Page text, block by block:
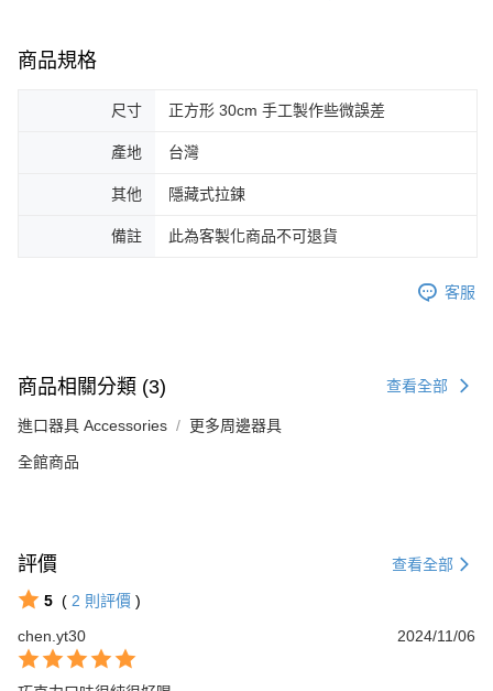
任。
４．使用「AFTEE先享後付」時，將依據個別帳號之用戶狀況，依本公司即
請求用戶進行身份認證。
恩沛科技股份有限公司將有權停止該用戶之使用額度並採取法律行動。
海外運費九折優惠
商品規格
尺寸 正方形 30cm 手工製作些微誤差
產地 台灣
其他 隱藏式拉鍊
備註 此為客製化商品不可退貨
客服
商品相關分類 (3) 查看全部
進口器具 Accessories 更多周邊器具
全館商品
評價 查看全部
5 ( 2 則評價 )
chen.yt30
2024/11/06